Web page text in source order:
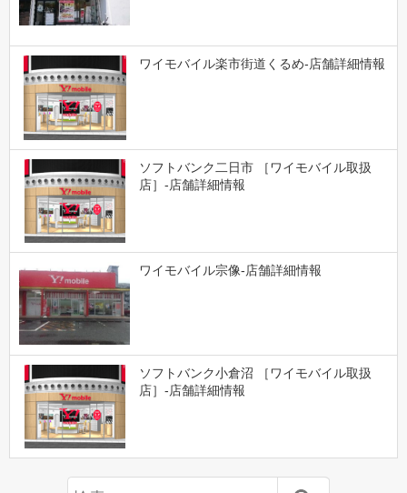
ワイモバイル楽市街道くるめ-店舗詳細情報
ソフトバンク二日市 ［ワイモバイル取扱
店］-店舗詳細情報
ワイモバイル宗像-店舗詳細情報
ソフトバンク小倉沼 ［ワイモバイル取扱
店］-店舗詳細情報